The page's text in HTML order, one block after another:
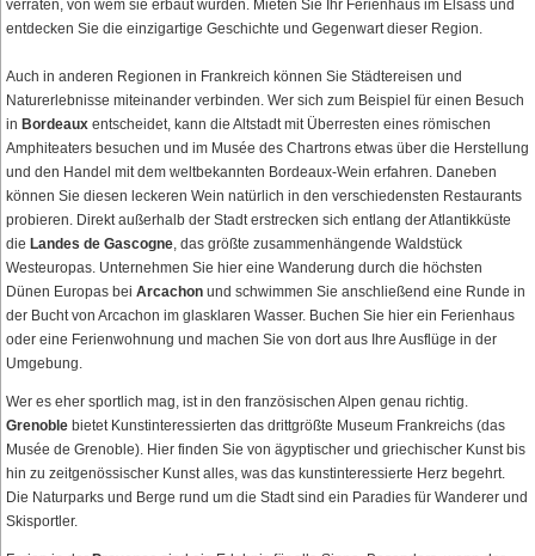
verraten, von wem sie erbaut wurden. Mieten Sie Ihr Ferienhaus im Elsass und
entdecken Sie die einzigartige Geschichte und Gegenwart dieser Region.
Auch in anderen Regionen in Frankreich können Sie Städtereisen und
Naturerlebnisse miteinander verbinden. Wer sich zum Beispiel für einen Besuch
in Bordeaux entscheidet, kann die Altstadt mit Überresten eines römischen
Amphiteaters besuchen und im Musée des Chartrons etwas über die Herstellung
und den Handel mit dem weltbekannten Bordeaux-Wein erfahren. Daneben
können Sie diesen leckeren Wein natürlich in den verschiedensten Restaurants
probieren. Direkt außerhalb der Stadt erstrecken sich entlang der Atlantikküste
die Landes de Gascogne, das größte zusammenhängende Waldstück
Westeuropas. Unternehmen Sie hier eine Wanderung durch die höchsten
Dünen Europas bei Arcachon und schwimmen Sie anschließend eine Runde in
der Bucht von Arcachon im glasklaren Wasser. Buchen Sie hier ein Ferienhaus
oder eine Ferienwohnung und machen Sie von dort aus Ihre Ausflüge in der
Umgebung.
Wer es eher sportlich mag, ist in den französischen Alpen genau richtig.
Grenoble bietet Kunstinteressierten das drittgrößte Museum Frankreichs (das
Musée de Grenoble). Hier finden Sie von ägyptischer und griechischer Kunst bis
hin zu zeitgenössischer Kunst alles, was das kunstinteressierte Herz begehrt.
Die Naturparks und Berge rund um die Stadt sind ein Paradies für Wanderer und
Skisportler.